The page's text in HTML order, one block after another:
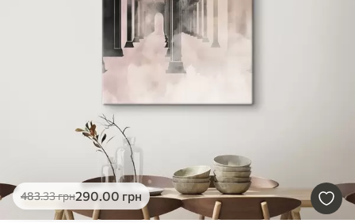
483.33грн290.00 грн